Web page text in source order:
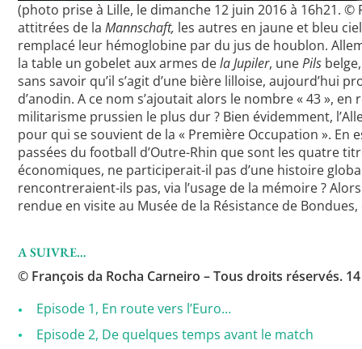
(photo prise à Lille, le dimanche 12 juin 2016 à 16h21. ©
attitrées de laMannschaft, les autres en jaune et bleu
remplacé leur hémoglobine par du jus de houblon.
la table un gobelet aux armes dela Jupiler, unePils
sans savoir qu’il s’agit d’une bière lilloise, aujourd’hui
d’anodin. A ce nom s’ajoutait alors le nombre « 43 »,
militarisme prussien le plus dur ? Bien évidemment,
pour qui se souvient de la « Première Occupation ». En
passées du football d’Outre-Rhin que sont les quatre
économiques, ne participerait-il pas d’une histoire
rencontreraient-ils pas, via l’usage de la mémoire ?
rendue en visite au Musée de la Résistance de
A SUIVRE…
© François da Rocha Carneiro – Tous droits réservés.
Episode 1, En route vers l’Euro…
Episode 2, De quelques temps avant le match